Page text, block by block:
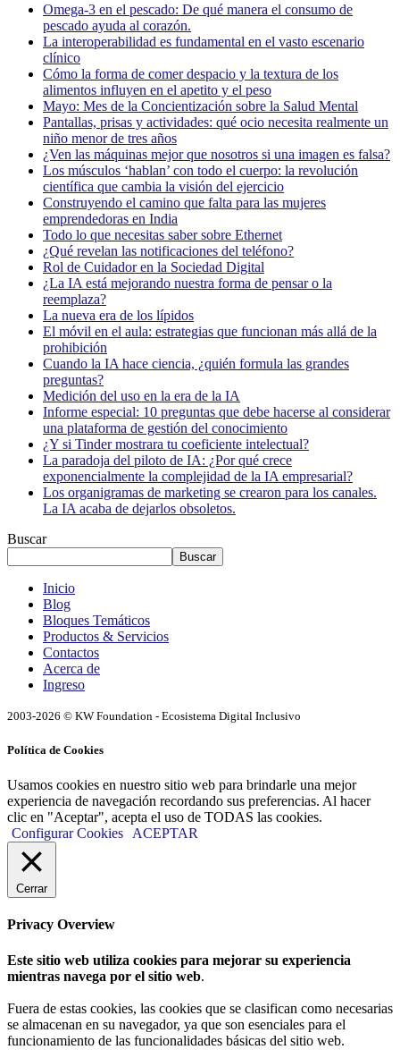
Omega-3 en el pescado: De qué manera el consumo de
pescado ayuda al corazón.
La interoperabilidad es fundamental en el vasto escenario
clínico
Cómo la forma de comer despacio y la textura de los
alimentos influyen en el apetito y el peso
Mayo: Mes de la Concientización sobre la Salud Mental
Pantallas, prisas y actividades: qué ocio necesita realmente un
niño menor de tres años
¿Ven las máquinas mejor que nosotros si una imagen es falsa?
Los músculos ‘hablan’ con todo el cuerpo: la revolución
científica que cambia la visión del ejercicio
Construyendo el camino que falta para las mujeres
emprendedoras en India
Todo lo que necesitas saber sobre Ethernet
¿Qué revelan las notificaciones del teléfono?
Rol de Cuidador en la Sociedad Digital
¿La IA está mejorando nuestra forma de pensar o la
reemplaza?
La nueva era de los lípidos
El móvil en el aula: estrategias que funcionan más allá de la
prohibición
Cuando la IA hace ciencia, ¿quién formula las grandes
preguntas?
Medición del uso en la era de la IA
Informe especial: 10 preguntas que debe hacerse al considerar
una plataforma de gestión del conocimiento
¿Y si Tinder mostrara tu coeficiente intelectual?
La paradoja del piloto de IA: ¿Por qué crece
exponencialmente la complejidad de la IA empresarial?
Los organigramas de marketing se crearon para los canales.
La IA acaba de dejarlos obsoletos.
Buscar
Buscar
Inicio
Blog
Bloques Temáticos
Productos & Servicios
Contactos
Acerca de
Ingreso
2003-2026 © KW Foundation - Ecosistema Digital Inclusivo
Política de Cookies
Usamos cookies en nuestro sitio web para brindarle una mejor
experiencia de navegación recordando sus preferencias. Al hacer
clic en "Aceptar", acepta el uso de TODAS las cookies.
Configurar Cookies
ACEPTAR
Cerrar
Privacy Overview
Este sitio web utiliza cookies para mejorar su experiencia
mientras navega por el sitio web.
Fuera de estas cookies, las cookies que se clasifican como necesarias
se almacenan en su navegador, ya que son esenciales para el
funcionamiento de las funcionalidades básicas del sitio web.